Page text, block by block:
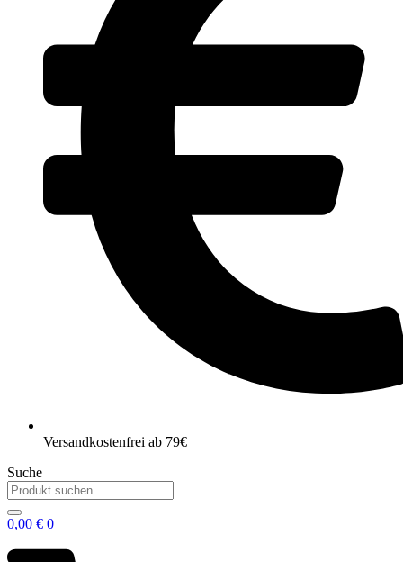
Versandkostenfrei ab 79€
Suche
0,00 € 0